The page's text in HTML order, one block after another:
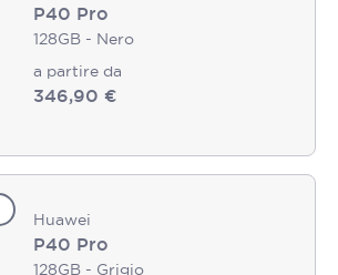
P40 Pro
128GB - Nero
a partire da
346,90 €
Huawei
P40 Pro
128GB - Grigio